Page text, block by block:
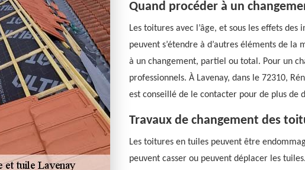
Quand procéder à un
Les toitures avec l’âge, et sous les effets
peuvent s’étendre à d’autres éléments de
à un changement, partiel ou total. Pour un
professionnels. À Lavenay, dans le 72310,
est conseillé de le contacter pour de plus de
Travaux de changement des
Les toitures en tuiles peuvent être
peuvent casser ou peuvent déplacer les